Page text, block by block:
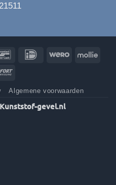
BancontactIDeal Wero Mollie
Sofort
Algemene voorwaarden
Kunststof-gevel.nl